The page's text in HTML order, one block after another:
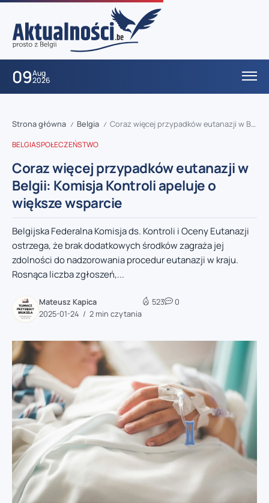
09Aug
2026
Strona główna / Belgia / Coraz więcej przypadków eutanazji w Belgii: Komisja Kontroli apeluje o większe wsparcie
BELGIASPOŁECZEŃSTWO
Coraz więcej przypadków eutanazji w
Belgii: Komisja Kontroli apeluje o
większe wsparcie
Belgijska Federalna Komisja ds. Kontroli i Oceny Eutanazji
ostrzega, że brak dodatkowych środków zagraża jej
zdolności do nadzorowania procedur eutanazji w kraju.
Rosnąca liczba zgłoszeń,...
Mateusz Kapica
2025-01-24
2 min czytania
523 0